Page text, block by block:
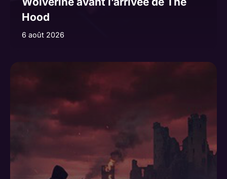
Hood
6 août 2026